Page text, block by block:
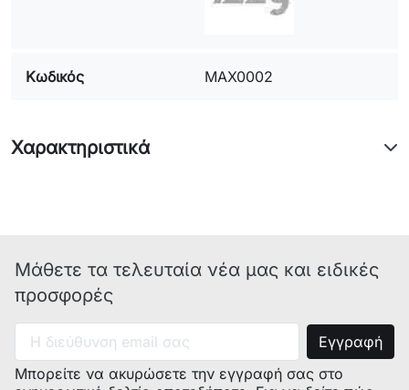
Κωδικός MAX0002
Χαρακτηριστικά
Μάθετε τα τελευταία νέα μας και ειδικές
προσφορές
Μπορείτε να ακυρώσετε την εγγραφή σας στο